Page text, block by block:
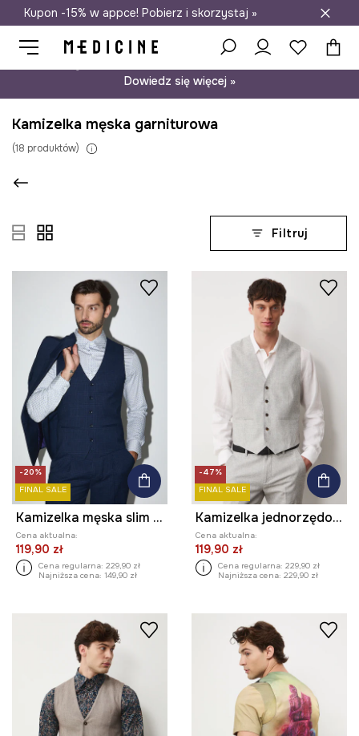
Darmowa dostawa do salonów
Kupon -15% w appce! Pobierz i skorzystaj »
Dowiedz się więcej »
Kamizelka męska garniturowa
(18 produktów)
Filtruj
-20%
FINAL SALE
Kamizelka męska slim w kratę
Cena aktualna:
119,90 zł
Cena regularna: 229,90 zł
Najniższa cena: 149,90 zł
-47%
FINAL SALE
Kamizelka jednorzędowa męska z domieszką lnu
Cena aktualna:
119,90 zł
Cena regularna: 229,90 zł
Najniższa cena: 229,90 zł